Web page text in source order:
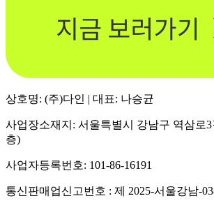
상호명: (주)다인 | 대표: 나승균
사업장소재지: 서울특별시 강남구 역삼로
층)
사업자등록번호: 101-86-16191
통신판매업신고번호 : 제 2025-서울강남-